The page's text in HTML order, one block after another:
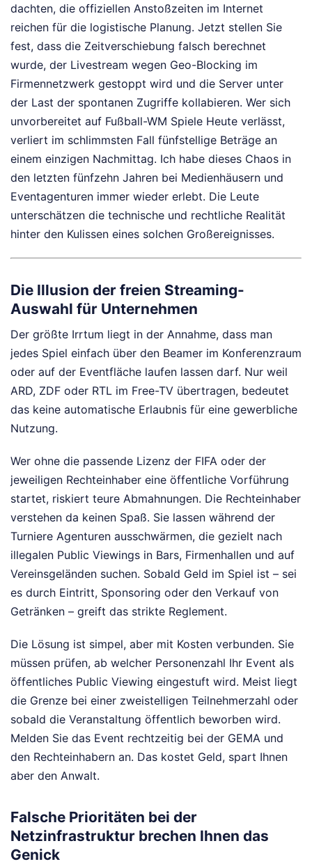
dachten, die offiziellen Anstoßzeiten im Internet
reichen für die logistische Planung. Jetzt stellen Sie
fest, dass die Zeitverschiebung falsch berechnet
wurde, der Livestream wegen Geo-Blocking im
Firmennetzwerk gestoppt wird und die Server unter
der Last der spontanen Zugriffe kollabieren. Wer sich
unvorbereitet auf Fußball-WM Spiele Heute verlässt,
verliert im schlimmsten Fall fünfstellige Beträge an
einem einzigen Nachmittag. Ich habe dieses Chaos in
den letzten fünfzehn Jahren bei Medienhäusern und
Eventagenturen immer wieder erlebt. Die Leute
unterschätzen die technische und rechtliche Realität
hinter den Kulissen eines solchen Großereignisses.
Die Illusion der freien Streaming-
Auswahl für Unternehmen
Der größte Irrtum liegt in der Annahme, dass man
jedes Spiel einfach über den Beamer im Konferenzraum
oder auf der Eventfläche laufen lassen darf. Nur weil
ARD, ZDF oder RTL im Free-TV übertragen, bedeutet
das keine automatische Erlaubnis für eine gewerbliche
Nutzung.
Wer ohne die passende Lizenz der FIFA oder der
jeweiligen Rechteinhaber eine öffentliche Vorführung
startet, riskiert teure Abmahnungen. Die Rechteinhaber
verstehen da keinen Spaß. Sie lassen während der
Turniere Agenturen ausschwärmen, die gezielt nach
illegalen Public Viewings in Bars, Firmenhallen und auf
Vereinsgeländen suchen. Sobald Geld im Spiel ist – sei
es durch Eintritt, Sponsoring oder den Verkauf von
Getränken – greift das strikte Reglement.
Die Lösung ist simpel, aber mit Kosten verbunden. Sie
müssen prüfen, ab welcher Personenzahl Ihr Event als
öffentliches Public Viewing eingestuft wird. Meist liegt
die Grenze bei einer zweistelligen Teilnehmerzahl oder
sobald die Veranstaltung öffentlich beworben wird.
Melden Sie das Event rechtzeitig bei der GEMA und
den Rechteinhabern an. Das kostet Geld, spart Ihnen
aber den Anwalt.
Falsche Prioritäten bei der
Netzinfrastruktur brechen Ihnen das
Genick